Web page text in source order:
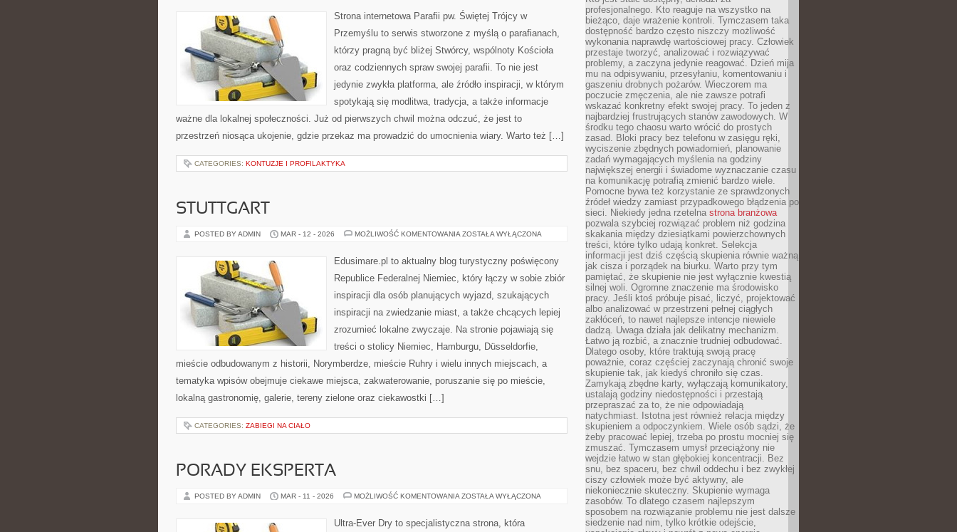
Strona internetowa Parafii pw. Świętej Trójcy w
Przemyślu to serwis stworzone z myślą o parafianach,
którzy pragną być bliżej Stwórcy, wspólnoty Kościoła
oraz codziennych spraw swojej parafii. To nie jest
jedynie zwykła platforma, ale źródło inspiracji, w którym
spotykają się modlitwa, tradycja, a także informacje
ważne dla lokalnej społeczności. Już od pierwszych chwil można odczuć, że jest to
przestrzeń niosąca ukojenie, gdzie przekaz ma prowadzić do umocnienia wiary. Warto też […]
CATEGORIES: KONTUZJE I PROFILAKTYKA
STUTTGART
POSTED BY ADMIN MAR - 12 - 2026 MOŻLIWOŚĆ KOMENTOWANIA STUTTGART
ZOSTAŁA WYŁĄCZONA
Edusimare.pl to aktualny blog turystyczny poświęcony
Republice Federalnej Niemiec, który łączy w sobie zbiór
inspiracji dla osób planujących wyjazd, szukających
inspiracji na zwiedzanie miast, a także chcących lepiej
zrozumieć lokalne zwyczaje. Na stronie pojawiają się
treści o stolicy Niemiec, Hamburgu, Düsseldorfie,
mieście odbudowanym z historii, Norymberdze, mieście Ruhry i wielu innych miejscach, a
tematyka wpisów obejmuje ciekawe miejsca, zakwaterowanie, poruszanie się po mieście,
lokalną gastronomię, galerie, tereny zielone oraz ciekawostki […]
CATEGORIES: ZABIEGI NA CIAŁO
PORADY EKSPERTA
POSTED BY ADMIN MAR - 11 - 2026 MOŻLIWOŚĆ KOMENTOWANIA PORADY
ZOSTAŁA WYŁĄCZONA
Ultra-Ever Dry to specjalistyczna strona, która
profesjonalnego. Kto reaguje na wszystko na
bieżąco, daje wrażenie kontroli. Tymczasem taka
dostępność bardzo często niszczy możliwość
wykonania naprawdę wartościowej pracy. Człowiek
przestaje tworzyć, analizować i rozwiązywać
problemy, a zaczyna jedynie reagować. Dzień mija
mu na odpisywaniu, przesyłaniu, komentowaniu i
gaszeniu drobnych pożarów. Wieczorem ma
poczucie zmęczenia, ale nie zawsze potrafi
wskazać konkretny efekt swojej pracy. To jeden z
najbardziej frustrujących stanów zawodowych. W
środku tego chaosu warto wrócić do prostych
zasad. Bloki pracy bez telefonu w zasięgu ręki,
wyciszenie zbędnych powiadomień, planowanie
zadań wymagających myślenia na godziny
największej energii i świadome wyznaczanie czasu
na komunikację potrafią zmienić bardzo wiele.
Pomocne bywa też korzystanie ze sprawdzonych
źródeł wiedzy zamiast przypadkowego błądzenia po
sieci. Niekiedy jedna rzetelna strona branżowa
pozwala szybciej rozwiązać problem niż godzina
skakania między dziesiątkami powierzchownych
treści, które tylko udają konkret. Selekcja
informacji jest dziś częścią skupienia równie ważną
jak cisza i porządek na biurku. Warto przy tym
pamiętać, że skupienie nie jest wyłącznie kwestią
silnej woli. Ogromne znaczenie ma środowisko
pracy. Jeśli ktoś próbuje pisać, liczyć, projektować
albo analizować w przestrzeni pełnej ciągłych
zakłóceń, to nawet najlepsze intencje niewiele
dadzą. Uwaga działa jak delikatny mechanizm.
Łatwo ją rozbić, a znacznie trudniej odbudować.
Dlatego osoby, które traktują swoją pracę
poważnie, coraz częściej zaczynają chronić swoje
skupienie tak, jak kiedyś chroniło się czas.
Zamykają zbędne karty, wyłączają komunikatory,
ustalają godziny niedostępności i przestają
przepraszać za to, że nie odpowiadają
natychmiast. Istotna jest również relacja między
skupieniem a odpoczynkiem. Wiele osób sądzi, że
żeby pracować lepiej, trzeba po prostu mocniej się
zmuszać. Tymczasem umysł przeciążony nie
wejdzie łatwo w stan głębokiej koncentracji. Bez
snu, bez spaceru, bez chwil oddechu i bez zwykłej
ciszy człowiek może być aktywny, ale
niekoniecznie skuteczny. Skupienie wymaga
zasobów. To dlatego czasem najlepszym
sposobem na rozwiązanie problemu nie jest dalsze
siedzenie nad nim, tylko krótkie odejście,